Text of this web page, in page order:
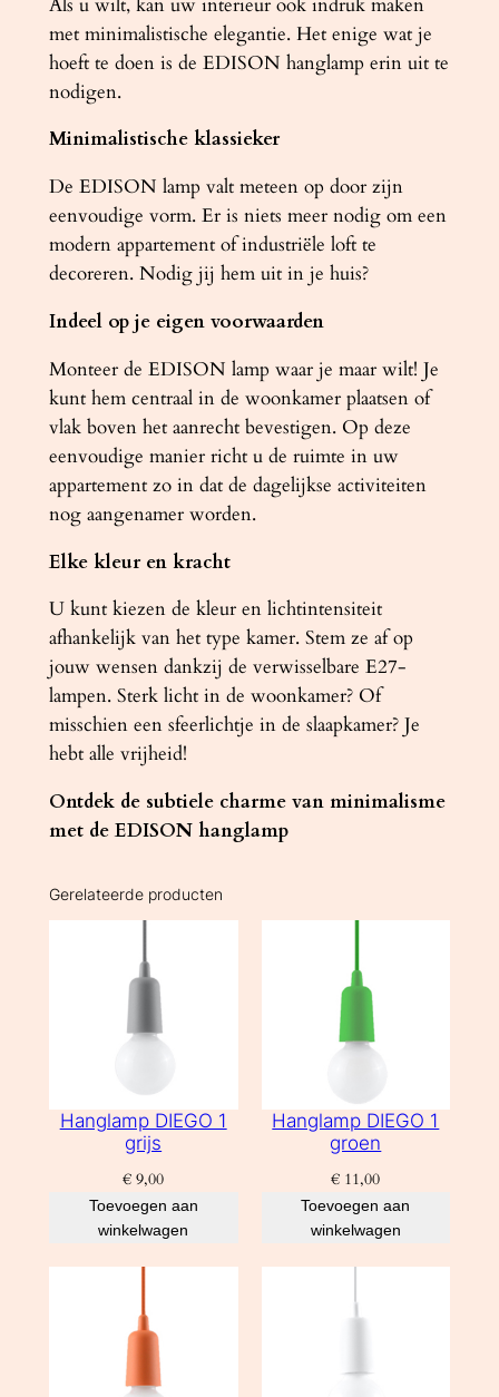
n
t
a
met minimalistische elegantie. Het enige wat je
hoeft te doen is de EDISON hanglamp erin uit te
nodigen.
Minimalistische klassieker
De EDISON lamp valt meteen op door zijn
eenvoudige vorm. Er is niets meer nodig om een
​​modern appartement of industriële loft te
decoreren. Nodig jij hem uit in je huis?
Indeel op je eigen voorwaarden
Monteer de EDISON lamp waar je maar wilt! Je
kunt hem centraal in de woonkamer plaatsen of
vlak boven het aanrecht bevestigen. Op deze
eenvoudige manier richt u de ruimte in uw
appartement zo in dat de dagelijkse activiteiten
nog aangenamer worden.
Elke kleur en kracht
U kunt kiezen de kleur en lichtintensiteit
afhankelijk van het type kamer. Stem ze af op
jouw wensen dankzij de verwisselbare E27-
lampen. Sterk licht in de woonkamer? Of
misschien een sfeerlichtje in de slaapkamer? Je
hebt alle vrijheid!
Ontdek de subtiele charme van minimalisme
met de EDISON hanglamp
Gerelateerde producten
Hanglamp DIEGO 1
grijs
€ 9,00
Toevoegen aan
winkelwagen
Hanglamp DIEGO 1
groen
€ 11,00
Toevoegen aan
winkelwagen